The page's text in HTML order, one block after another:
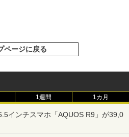
ページに戻る
1週間 1カ月
インチスマホ「AQUOS R9」が39,0